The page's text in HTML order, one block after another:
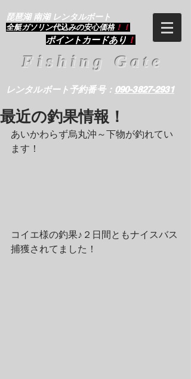
琵琶湖 南湖 レンタルボート
​全艇ガソリン代込みの安心価格 ！！
ポイントカードあり ！
Fishing Gate
レンタルボート予約番号： 090-3827-2931
最近の釣果情報！
あいかわらず烏丸沖～下物が釣れてい
ます！
コイエ様の釣果♪２日間ともナイスバス
捕獲されてました！